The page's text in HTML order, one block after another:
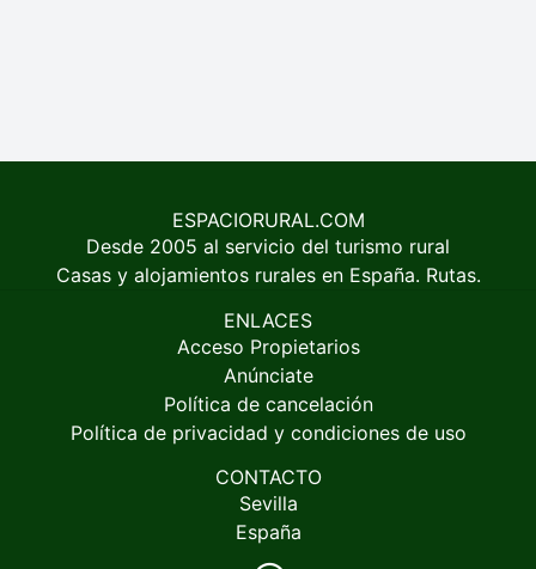
ESPACIORURAL.COM
Desde 2005 al servicio del turismo rural
Casas y alojamientos rurales en España. Rutas.
ENLACES
Acceso Propietarios
Anúnciate
Política de cancelación
Política de privacidad y condiciones de uso
CONTACTO
Sevilla
España